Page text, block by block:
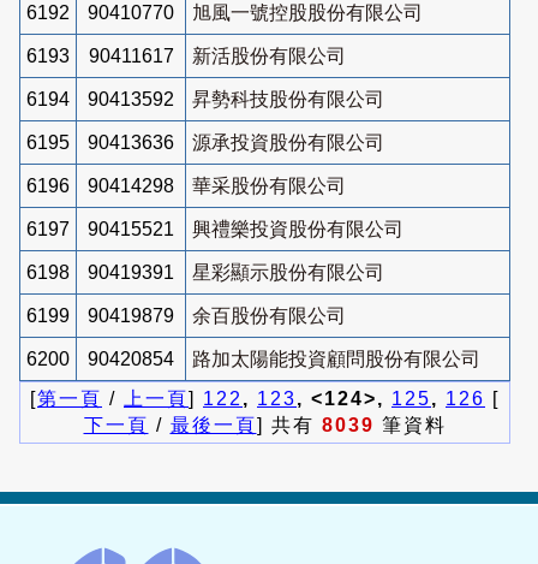
6192 90410770 旭風一號控股股份有限公司
6193 90411617 新活股份有限公司
6194 90413592 昇勢科技股份有限公司
6195 90413636 源承投資股份有限公司
6196 90414298 華采股份有限公司
6197 90415521 興禮樂投資股份有限公司
6198 90419391 星彩顯示股份有限公司
6199 90419879 余百股份有限公司
6200 90420854
路加太陽能投資顧問股份有限公司
[第一頁 / 上一頁] 122 , 123, <124>, 125, 126 [
下一頁 / 最後一頁] 共有 8039 筆資料